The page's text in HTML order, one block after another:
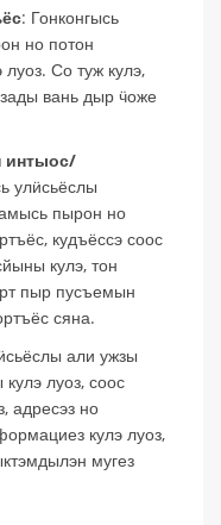
: Гонконгысь
но потон
Со туж кулэ,
вань дыр ӵоже
интыос/
улӥсьёслы
пырон но
кудъёссэ соос
кулэ, тон
пыр пусъемын
сяна.
али ужзы
луоз, соос
адресэз но
кулэ луоз,
мугез